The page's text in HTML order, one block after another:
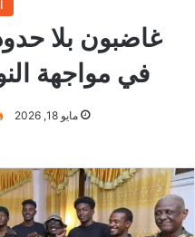
غاضبون بلا
في مواجهة
مايو 18, 2026